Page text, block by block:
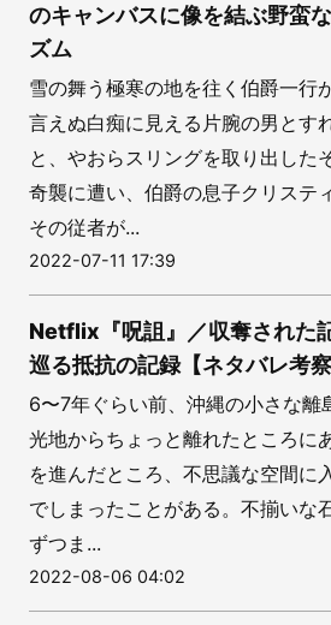
のキャンバスに像を結ぶ野蛮
ズム
雪の舞う極寒の地を往く伯爵一行
言えぬ白痴に見える片腕の男とす
と、やおらスリングを取り出した
奇襲に遭い、伯爵の息子クリステ
その従者が...
2022-07-11 17:39
Netflix『呪詛』／収奪された
巡る抵抗の記録【ネタバレ考察
6〜7年ぐらい前、沖縄の小さな離
光地からちょっと離れたところに
を進んだところ、不思議な空間に
でしまったことがある。不揃いな
ずつま...
2022-08-06 04:02